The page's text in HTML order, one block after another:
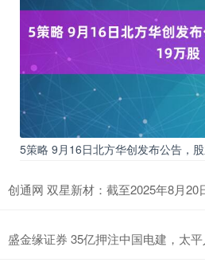
5策略 9月16日北方华创发布公告，
创通网 双星新材：截至2025年8月20
盛金缘证券 35亿押注中国电建，太